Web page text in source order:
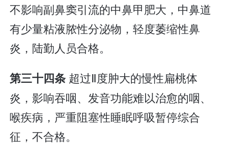
不影响副鼻窦引流的中鼻甲肥大，中鼻道
有少量粘液脓性分泌物，轻度萎缩性鼻
炎，陆勤人员合格。
第三十四条 超过Ⅱ度肿大的慢性扁桃体
炎，影响吞咽、发音功能难以治愈的咽、
喉疾病，严重阻塞性睡眠呼吸暂停综合
征，不合格。